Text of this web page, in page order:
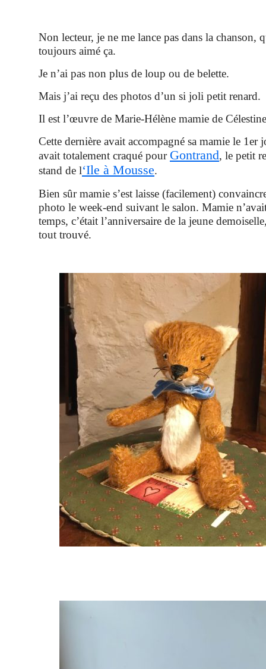
Non lecteur, je ne me lance pas dans la chanson,
toujours aimé ça.
Je n’ai pas non plus de loup ou de belette.
Mais j’ai reçu des photos d’un si joli petit renard.
Il est l’œuvre de Marie-Hélène mamie de
Cette dernière avait accompagné sa mamie le 1er
avait totalement craqué pour Gontrand, le petit
stand de l‘Ile à Mousse.
Bien sûr mamie s’est laisse (facilement)
photo le week-end suivant le salon. Mamie
temps, c’était l’anniversaire de la jeune
tout trouvé.